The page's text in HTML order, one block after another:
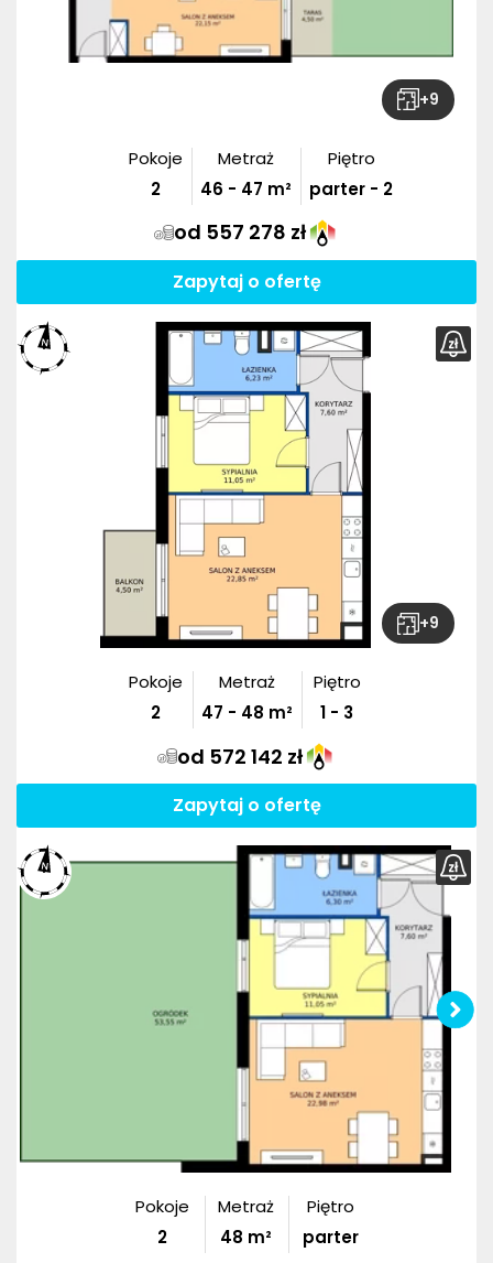
+9
Pokoje
2
Metraż
46 - 47 m²
Piętro
parter - 2
od 557 278 zł
Zapytaj o ofertę
+9
Pokoje
2
Metraż
47 - 48 m²
Piętro
1 - 3
od 572 142 zł
Zapytaj o ofertę
Pokoje
2
Metraż
48 m²
Piętro
parter